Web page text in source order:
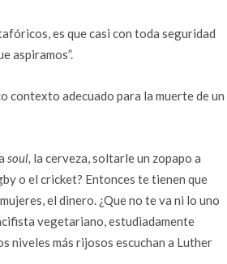
es que casi con toda seguridad
aspiramos”.
contexto adecuado para la muerte de un
soul, la cerveza, soltarle un zopapo a
o el cricket? Entonces te tienen que
el dinero. ¿Que no te va ni lo uno
vegetariano, estudiadamente
niveles más rijosos escuchan a Luther